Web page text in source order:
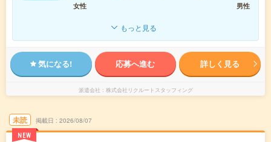
女性
男性
もっと見る
気になる! 応募へ進む 詳しく見る
派遣会社 株式会社リクルートスタッフィング
未読
NEW
掲載日 2026/08/07